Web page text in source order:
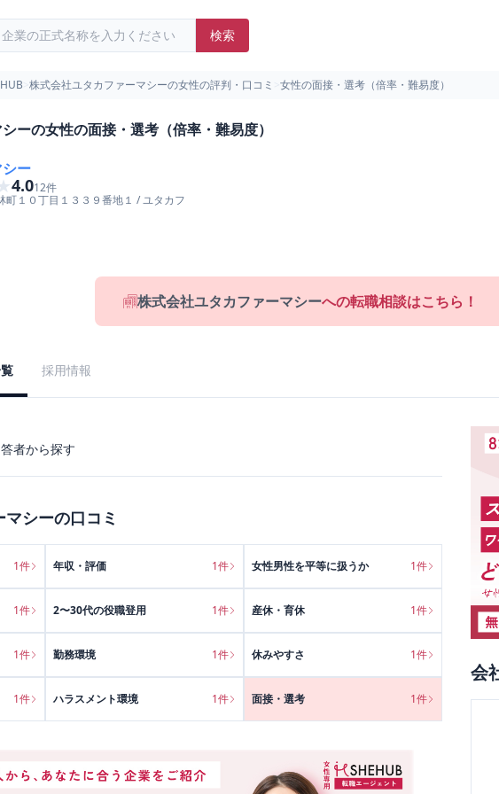
検索
株式会社ユタカファーマシーの女性の評判・口コミ 女性の面接・選考（倍率・難易度）
ーの女性の面接・選考（倍率・難易度）
ー
4.012件
町１０丁目１３３９番地１ /ユタカフ
株式会社ユタカファーマシーへの転職相談はこちら！
採用情報
者から探す
マシーの口コミ
1件 年収・評価 1件 女性男性を平等に扱うか 1件
1件 2〜30代の役職登用 1件 産休・育休 1件
1件 勤務環境 1件 休みやすさ 1件
1件 ハラスメント環境 1件 面接・選考 1件
会